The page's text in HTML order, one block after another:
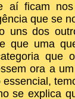
aí ficam
que se
uns dos
que uma
que
ora a
se explica